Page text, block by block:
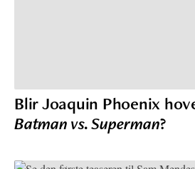
Blir Joaquin Phoenix
Batman vs. Superman?